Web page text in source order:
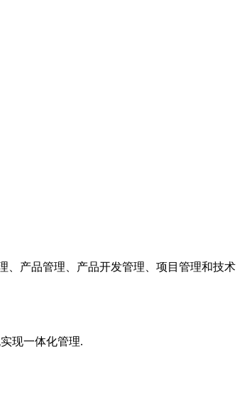
、产品管理、产品开发管理、项目管理和技术
现一体化管理.